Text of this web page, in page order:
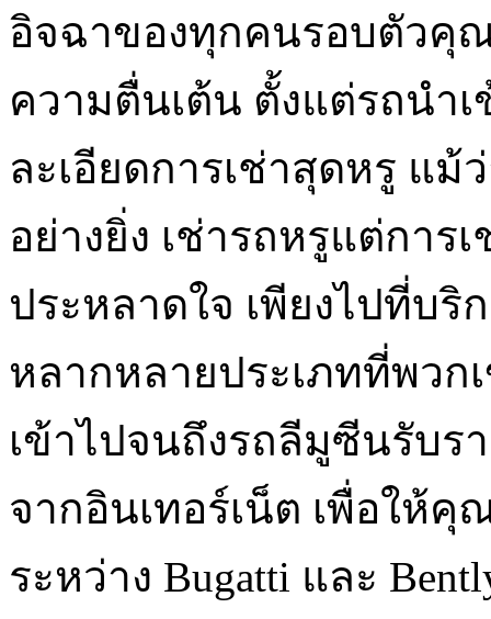
อิจฉาของทุกคนรอบตัวคุ
ความตื่นเต้น ตั้งแต่รถนำ
ละเอียดการเช่าสุดหรู แ
อย่างยิ่ง เช่ารถหรูแต่การ
ประหลาดใจ เพียงไปที่บริ
หลากหลายประเภทที่พวก
เข้าไปจนถึงรถลีมูซีนรับร
จากอินเทอร์เน็ต เพื่อให้คุ
ระหว่าง Bugatti และ